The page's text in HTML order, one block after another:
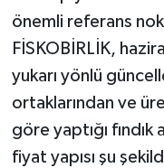
önemli referans
FİSKOBİRLİK,
yukarı yönlü
ortaklarından ve
göre yaptığı fındık
fiyat yapısı şu